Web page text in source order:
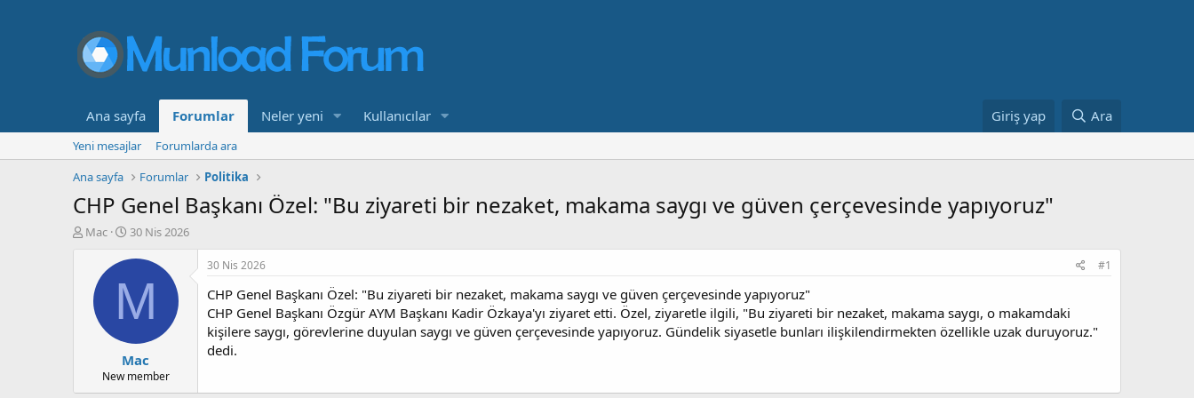
Ana sayfa Forumlar Neler yeni Kullanıcılar Giriş yap Ara
Yeni mesajlar
Forumlarda ara
Ana sayfa
Forumlar Politika
CHP Genel Başkanı Özel: "Bu ziyareti bir nezaket, makama saygı ve güven çerçevesinde yapıyoruz"
K
l
Mac
B
ş
a
n
ı
ç
t
a
30 Nis 2026
M
Mac
New member
30 Nis 2026 #1
CHP Genel Başkanı Özel: "Bu ziyareti bir nezaket, makama saygı ve güven çerçevesinde yapıyoruz"
CHP Genel Başkanı Özgür AYM Başkanı Kadir Özkaya'yı ziyaret etti. Özel, ziyaretle ilgili, "Bu ziyareti bir nezaket, makama saygı, o makamdaki
kişilere saygı, görevlerine duyulan saygı ve güven çerçevesinde yapıyoruz. Gündelik siyasetle bunları ilişkilendirmekten özellikle uzak duruyoruz."
dedi.